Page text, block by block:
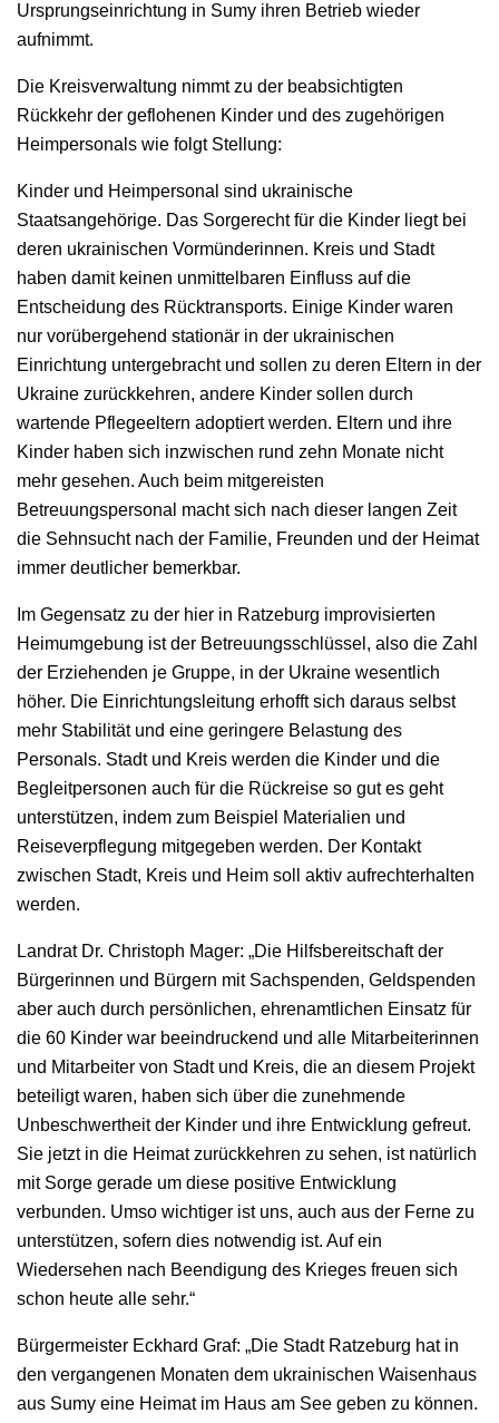
Ursprungseinrichtung in Sumy ihren Betrieb wieder
aufnimmt.
Die Kreisverwaltung nimmt zu der beabsichtigten
Rückkehr der geflohenen Kinder und des zugehörigen
Heimpersonals wie folgt Stellung:
Kinder und Heimpersonal sind ukrainische
Staatsangehörige. Das Sorgerecht für die Kinder liegt bei
deren ukrainischen Vormünderinnen. Kreis und Stadt
haben damit keinen unmittelbaren Einfluss auf die
Entscheidung des Rücktransports. Einige Kinder waren
nur vorübergehend stationär in der ukrainischen
Einrichtung untergebracht und sollen zu deren Eltern in der
Ukraine zurückkehren, andere Kinder sollen durch
wartende Pflegeeltern adoptiert werden. Eltern und ihre
Kinder haben sich inzwischen rund zehn Monate nicht
mehr gesehen. Auch beim mitgereisten
Betreuungspersonal macht sich nach dieser langen Zeit
die Sehnsucht nach der Familie, Freunden und der Heimat
immer deutlicher bemerkbar.
Im Gegensatz zu der hier in Ratzeburg improvisierten
Heimumgebung ist der Betreuungsschlüssel, also die Zahl
der Erziehenden je Gruppe, in der Ukraine wesentlich
höher. Die Einrichtungsleitung erhofft sich daraus selbst
mehr Stabilität und eine geringere Belastung des
Personals. Stadt und Kreis werden die Kinder und die
Begleitpersonen auch für die Rückreise so gut es geht
unterstützen, indem zum Beispiel Materialien und
Reiseverpflegung mitgegeben werden. Der Kontakt
zwischen Stadt, Kreis und Heim soll aktiv aufrechterhalten
werden.
Landrat Dr. Christoph Mager: „Die Hilfsbereitschaft der
Bürgerinnen und Bürgern mit Sachspenden, Geldspenden
aber auch durch persönlichen, ehrenamtlichen Einsatz für
die 60 Kinder war beeindruckend und alle Mitarbeiterinnen
und Mitarbeiter von Stadt und Kreis, die an diesem Projekt
beteiligt waren, haben sich über die zunehmende
Unbeschwertheit der Kinder und ihre Entwicklung gefreut.
Sie jetzt in die Heimat zurückkehren zu sehen, ist natürlich
mit Sorge gerade um diese positive Entwicklung
verbunden. Umso wichtiger ist uns, auch aus der Ferne zu
unterstützen, sofern dies notwendig ist. Auf ein
Wiedersehen nach Beendigung des Krieges freuen sich
schon heute alle sehr.“
Bürgermeister Eckhard Graf: „Die Stadt Ratzeburg hat in
den vergangenen Monaten dem ukrainischen Waisenhaus
aus Sumy eine Heimat im Haus am See geben zu können.